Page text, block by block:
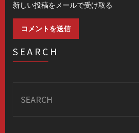
新しい投稿をメールで受け取る
SEARCH
for: